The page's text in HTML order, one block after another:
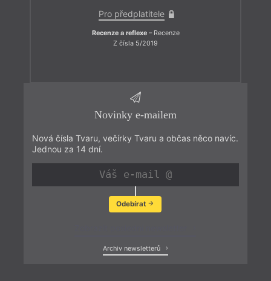
Pro předplatitele
Recenze a reflexe– Recenze
Z čísla 5/2019
Novinky e-mailem
Nová čísla Tvaru, večírky Tvaru a občas něco navíc.
Jednou za 14 dní.
Odebírat
Archiv newsletterů